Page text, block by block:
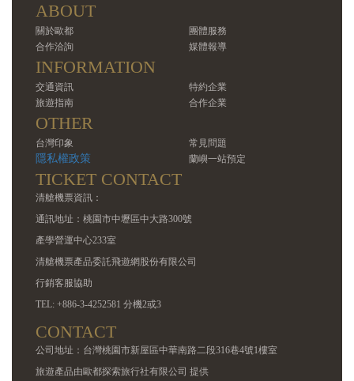
ABOUT
關於歐都
團體服務
合作洽詢
媒體報導
INFORMATION
交通資訊
特約企業
旅遊指南
合作企業
OTHER
台灣印象 常見問題
隱私權政策 蘭嶼一站預定
TICKET CONTACT
清艙機票資訊：
通訊地址：桃園市中壢區中大路300號
產學營運中心233室
清艙機票產品委託飛遊網股份有限公司
行銷客服協助
TEL: +886-3-4252581 分機2或3
CONTACT
公司地址：台灣桃園市新屋區中華南路二段316巷4號1樓室
旅遊產品由歐都探索旅行社有限公司 提供